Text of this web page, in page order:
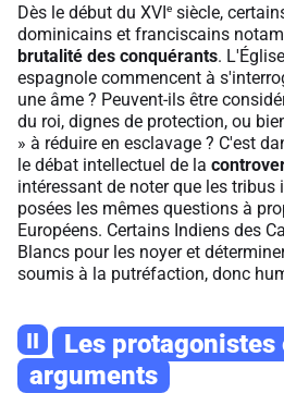
Dès le début du XVI e siècle,
dominicains et franciscains
brutalité des conquérants.
espagnole commencent à
une âme ? Peuvent-ils être
du roi, dignes de protection, ou
» à réduire en esclavage ? C'est
le débat intellectuel de la
intéressant de noter que les tribus
posées les mêmes questions à
Européens. Certains Indiens des
Blancs pour les noyer et
soumis à la putréfaction, donc
II
Les protagonistes
arguments